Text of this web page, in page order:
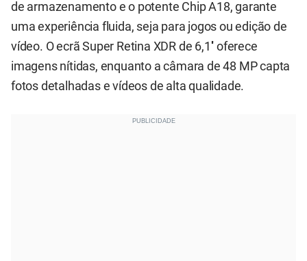
de armazenamento e o potente Chip A18, garante
uma experiência fluida, seja para jogos ou edição de
vídeo. O ecrã Super Retina XDR de 6,1'' oferece
imagens nítidas, enquanto a câmara de 48 MP capta
fotos detalhadas e vídeos de alta qualidade.